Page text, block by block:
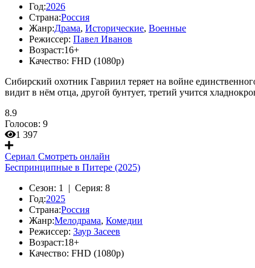
Год:2026
Страна:Россия
Жанр:Драма, Исторические, Военные
Режиссер: Павел Иванов
Возраст:16+
Качество: FHD (1080p)
Сибирский охотник Гавриил теряет на войне
видит в нём отца, другой бунтует, третий учится
8.9
Голосов: 9
1 397
Сериал Смотреть онлайн
Беспринципные в Питере (2025)
Сезон: 1 | Серия: 8
Год:2025
Страна:Россия
Жанр:Мелодрама, Комедии
Режиссер: Заур Засеев
Возраст:18+
Качество: FHD (1080p)